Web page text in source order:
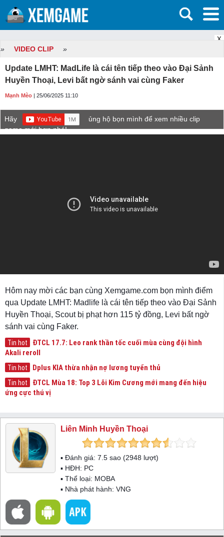
X
» VIDEO CLIP »
Update LMHT: MadLife là cái tên tiếp theo vào Đại Sảnh
Huyền Thoại, Levi bất ngờ sánh vai cùng Faker
Mạnh Mèo | 25/06/2025 11:10
Hãy
ủng hộ bọn mình để xem nhiều clip
game mới hơn nhé!
Hôm nay mời các bạn cùng Xemgame.com bọn mình điểm
qua Update LMHT: Madlife là cái tên tiếp theo vào Đại Sảnh
Huyền Thoại, Scout bị phạt hơn 115 tỷ đồng, Levi bất ngờ
sánh vai cùng Faker.
Tin hot
ĐTCL 17.7: Leo rank thần tốc cuối mùa cùng đội hình
Akali reroll
Tin hot Dplus KIA thừa nhận nợ lương tuyển thủ
Tin hot
ĐTCL Mùa 18: Top 3 Lõi Kim Cương mới mang đến hiệu
ứng cực thú vị
Liên Minh Huyền Thoại
▪ Đánh giá: 7.5 sao (2948 lượt)
▪ HĐH: PC
▪ Thể loại: MOBA
▪ Nhà phát hành: VNG